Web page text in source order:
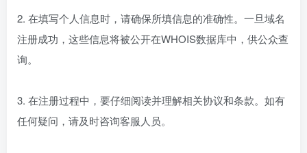
2. 在填写个人信息时，请确保所填信息的准确性。一旦域名
注册成功，这些信息将被公开在WHOIS数据库中，供公众查
询。
3. 在注册过程中，要仔细阅读并理解相关协议和条款。如有
任何疑问，请及时咨询客服人员。